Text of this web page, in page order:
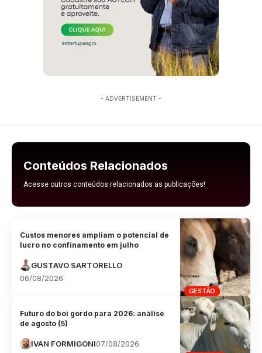
- ADVERTISEMENT -
Conteúdos Relacionados
Acesse outros conteúdos relacionados as publicações!
GESTÃO
Custos menores ampliam o potencial de
lucro no confinamento em julho
GUSTAVO SARTORELLO
06/08/2026
Futuro do boi gordo para 2026: análise
de agosto (5)
IVAN FORMIGONI07/08/2026